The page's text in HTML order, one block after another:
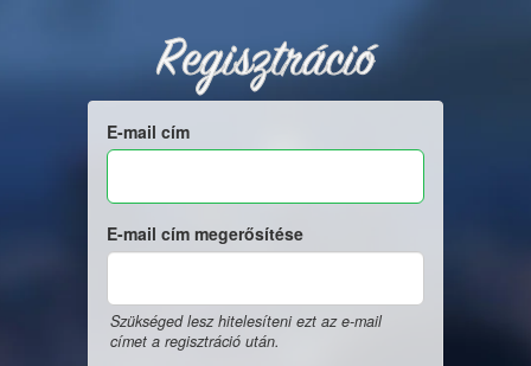
Regisztráció
E-mail cím
E-mail cím megerősítése
Szükséged lesz hitelesíteni ezt az e-mail
címet a regisztráció után.